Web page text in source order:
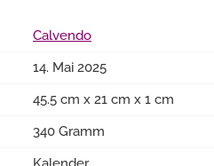
Calvendo
14. Mai 2025
45.5 cm x 21 cm x 1 cm
340 Gramm